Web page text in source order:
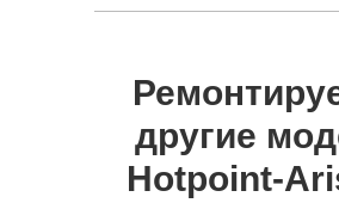
другие
Hotpoint-